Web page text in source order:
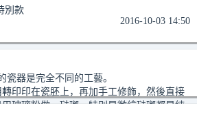
別款
2016-10-03 14:50
瓷器是完全不同的工藝。
印印在瓷胚上，再加手工修飾，然後直接
玻璃粉做。琺瑯，特別是微繪琺瑯都是純